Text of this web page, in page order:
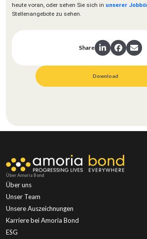
heute voran, oder sehen Sie sich in unserer
Stellenangebote zu sehen.
Share
Download
Über Amoria Bond
Über uns
Unser Team
Unsere Auszeichnungen
Karriere bei Amoria Bond
ESG